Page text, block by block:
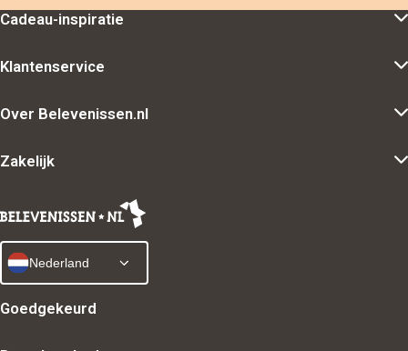
Cadeau-inspiratie
Klantenservice
Over Belevenissen.nl
Zakelijk
Nederland
Goedgekeurd